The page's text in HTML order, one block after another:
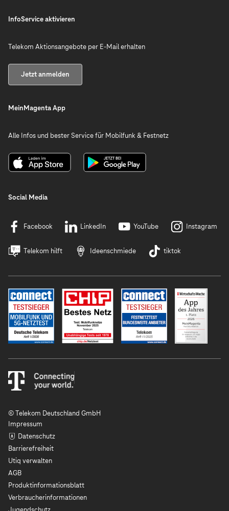
InfoService aktivieren
Telekom Aktionsangebote per E-Mail erhalten
Jetzt anmelden
MeinMagenta App
Alle Infos und bester Service für Mobilfunk & Festnetz
Social Media
Facebook LinkedIn YouTube Instagram
Telekom hilft Ideenschmiede tiktok
© Telekom Deutschland GmbH
Impressum
Datenschutz
Barrierefreiheit
Utiq verwalten
AGB
Produktinformationsblatt
Verbraucherinformationen